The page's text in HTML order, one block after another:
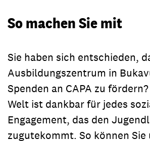
So machen Sie mit
Sie haben sich entschieden,
Ausbildungszentrum in
Spenden an CAPA zu
Welt ist dankbar für jedes
Engagement, das den
zugutekommt. So können Sie